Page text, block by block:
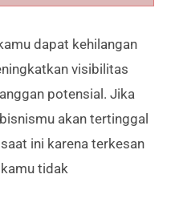
dapat kehilangan
visibilitas
potensial. Jika
akan tertinggal
ini karena terkesan
tidak